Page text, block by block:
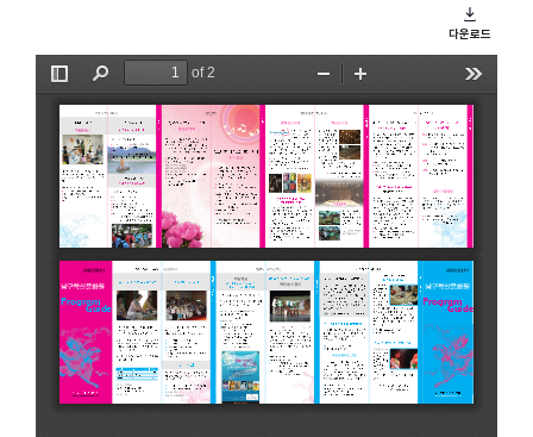
다운로드